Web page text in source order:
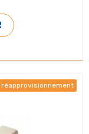
réapprovisionnement